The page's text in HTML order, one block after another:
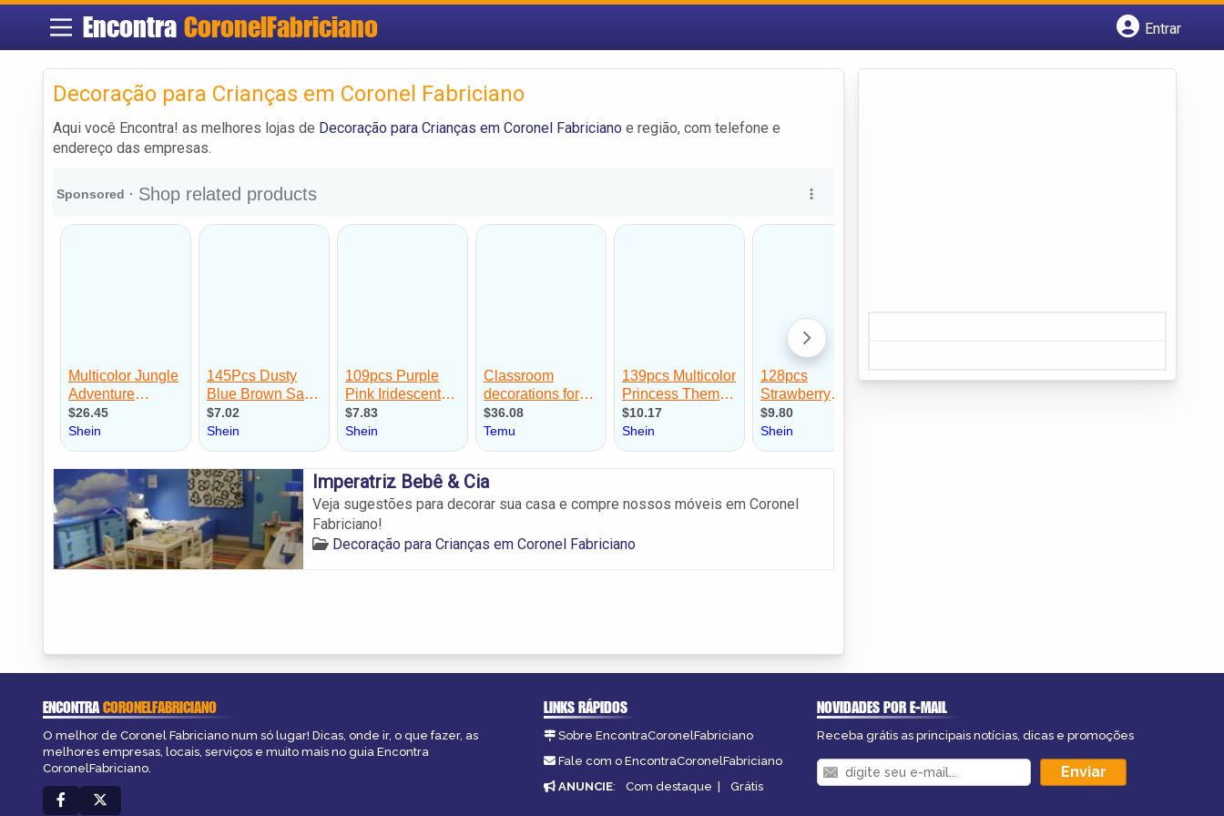
Encontra CoronelFabriciano
Entrar
Decoração para Crianças em Coronel Fabriciano
Aqui você Encontra! as melhores lojas de Decoração para Crianças em Coronel Fabriciano e região, com telefone e
endereço das empresas.
Imperatriz Bebê & Cia
Veja sugestões para decorar sua casa e compre nossos móveis em Coronel
Fabriciano!
Decoração para Crianças em Coronel Fabriciano
ENCONTRACORONELFABRICIANO
O melhor de Coronel Fabriciano num só lugar! Dicas, onde ir, o que fazer, as
melhores empresas, locais, serviços e muito mais no guia Encontra
CoronelFabriciano.
LINKS RÁPIDOS
Sobre EncontraCoronelFabriciano
Fale com o EncontraCoronelFabriciano
ANUNCIE: Com destaque | Grátis
NOVIDADES POR E-MAIL
Receba grátis as principais notícias, dicas e promoções